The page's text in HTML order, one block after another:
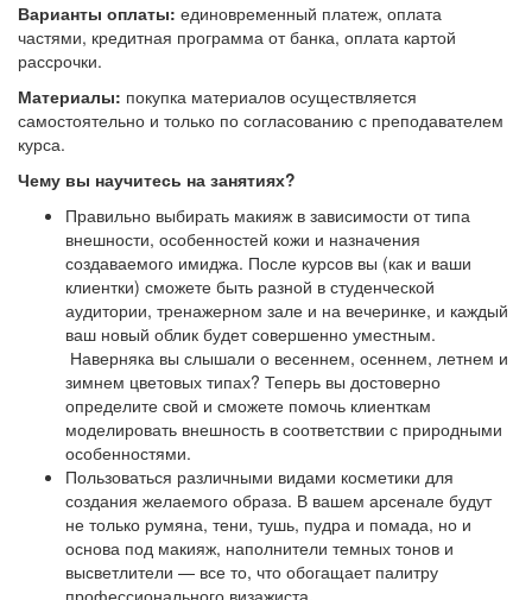
Варианты оплаты: единовременный платеж, оплата
частями, кредитная программа от банка, оплата картой
рассрочки.
Материалы: покупка материалов осуществляется
самостоятельно и только по согласованию с преподавателем
курса.
Чему вы научитесь на занятиях?
Правильно выбирать макияж в зависимости от типа
внешности, особенностей кожи и назначения
создаваемого имиджа. После курсов вы (как и ваши
клиентки) сможете быть разной в студенческой
аудитории, тренажерном зале и на вечеринке, и каждый
ваш новый облик будет совершенно уместным.
Наверняка вы слышали о весеннем, осеннем, летнем и
зимнем цветовых типах? Теперь вы достоверно
определите свой и сможете помочь клиенткам
моделировать внешность в соответствии с природными
особенностями.
Пользоваться различными видами косметики для
создания желаемого образа. В вашем арсенале будут
не только румяна, тени, тушь, пудра и помада, но и
основа под макияж, наполнители темных тонов и
высветлители — все то, что обогащает палитру
профессионального визажиста.